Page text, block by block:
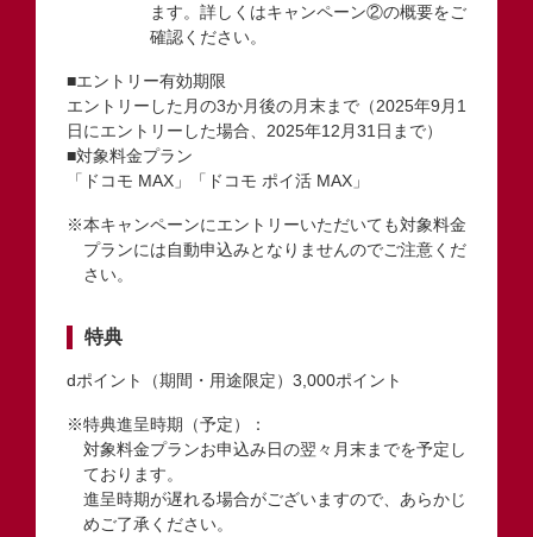
ます。詳しくはキャンペーン②の概要をご
確認ください。
■エントリー有効期限
エントリーした月の3か月後の月末まで（2025年9月1
日にエントリーした場合、2025年12月31日まで）
■対象料金プラン
「ドコモ MAX」「ドコモ ポイ活 MAX」
※本キャンペーンにエントリーいただいても対象料金
プランには自動申込みとなりませんのでご注意くだ
さい。
特典
dポイント（期間・用途限定）3,000ポイント
※特典進呈時期（予定）：
対象料金プランお申込み日の翌々月末までを予定し
ております。
進呈時期が遅れる場合がございますので、あらかじ
めご了承ください。